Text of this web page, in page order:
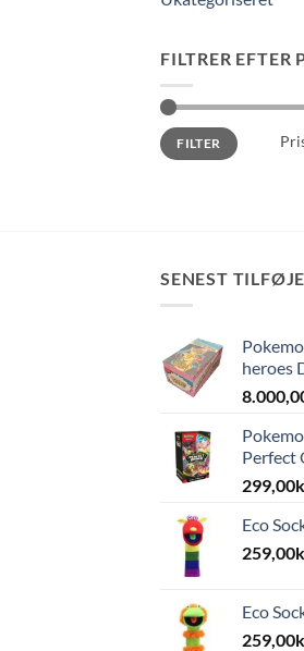
FILTRER EFTER
Mindste
pris
Højeste
prisFILTER
SENEST
heroes
Perfect
299,00
Eco
259,00
Eco
259,00